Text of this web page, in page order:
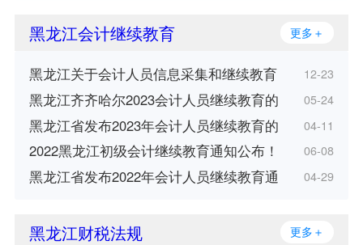
黑龙江会计继续教育 更多＋
黑龙江关于会计人员信息采集和继续教育 12-23
黑龙江齐齐哈尔2023会计人员继续教育的 05-24
黑龙江省发布2023年会计人员继续教育的 04-11
2022黑龙江初级会计继续教育通知公布！ 06-08
黑龙江省发布2022年会计人员继续教育通 04-29
黑龙江财税法规 更多＋